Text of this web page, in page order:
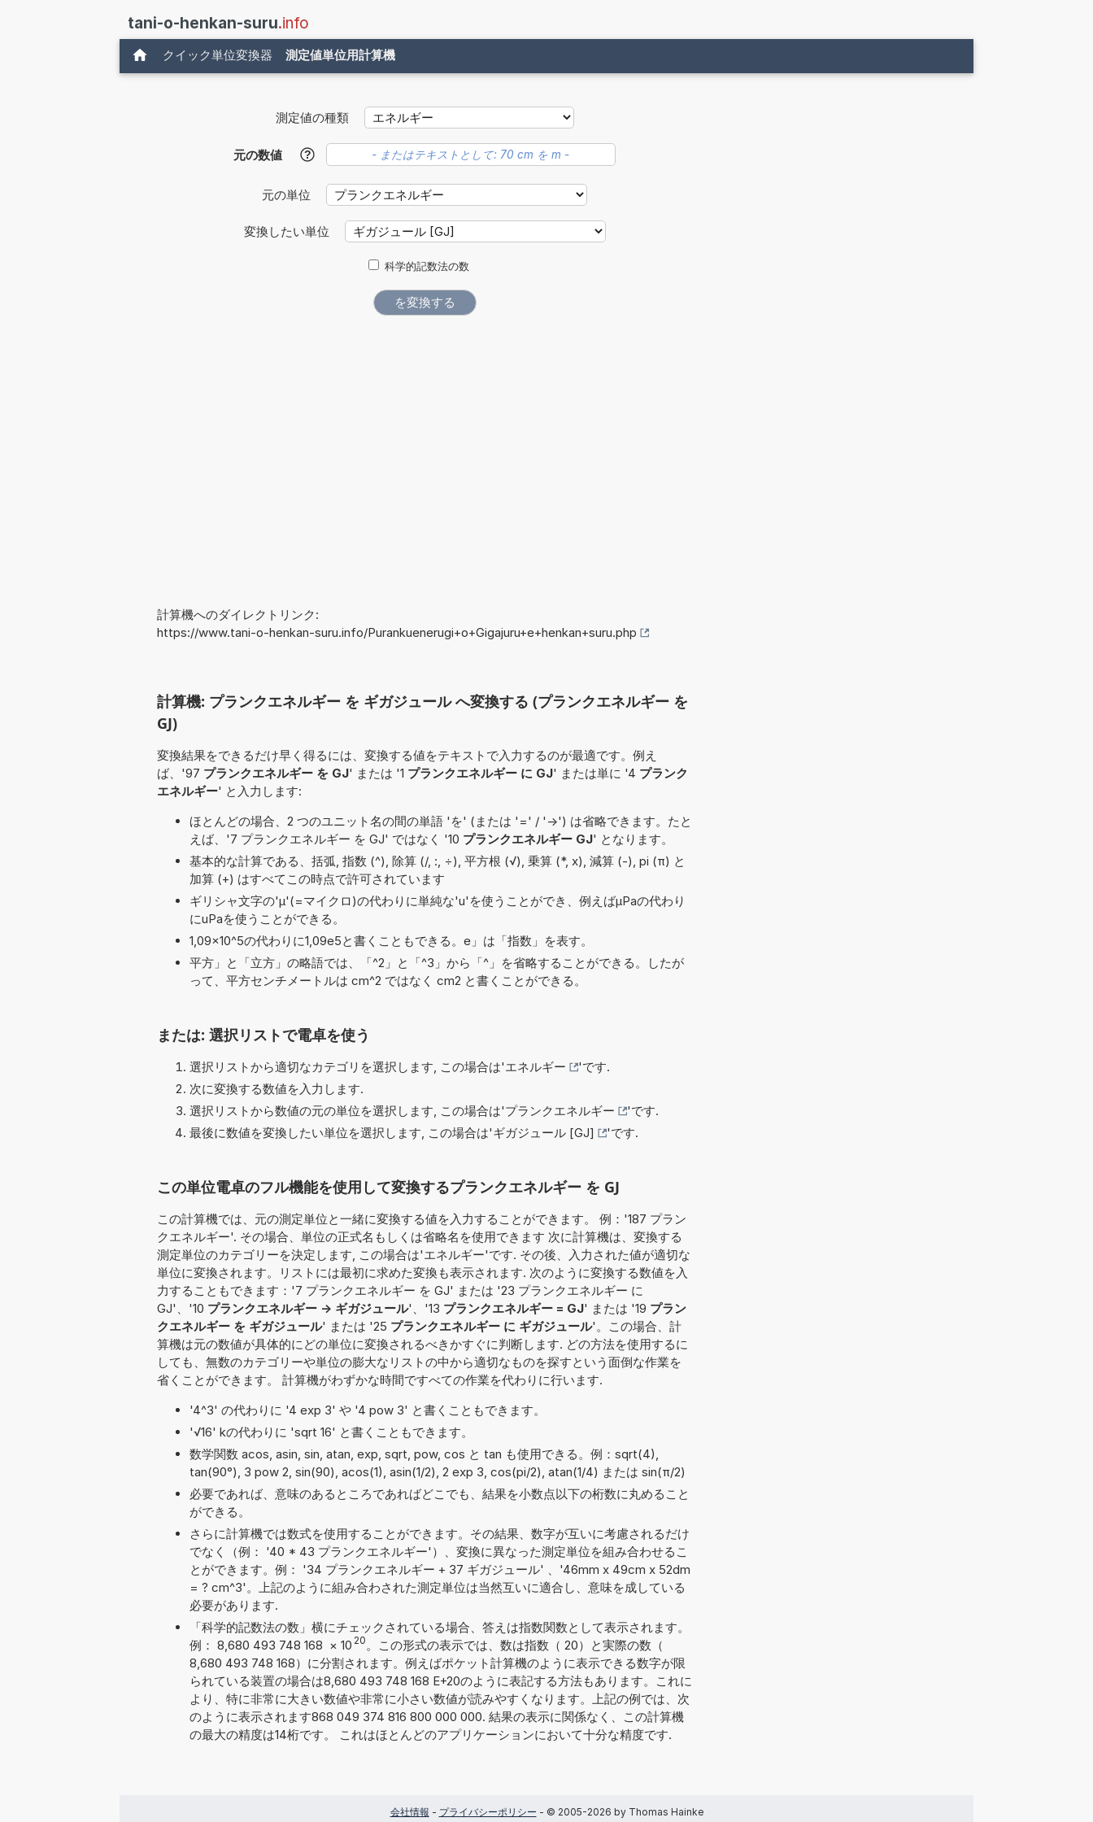
tani-o-henkan-suru.info
クイック単位変換器 測定値単位用計算機
測定値の種類
元の数値 ?
元の単位
変換したい単位
科学的記数法の数
計算機へのダイレクトリンク:
https://www.tani-o-henkan-suru.info/Purankuenerugi+o+Gigajuru+e+henkan+suru.php
計算機: プランクエネルギー を ギガジュール へ変換する (プランクエネルギー を
GJ)
変換結果をできるだけ早く得るには、変換する値をテキストで入力するのが最適です。例え
ば、'97 プランクエネルギー を GJ' または '1 プランクエネルギー に GJ' または単に '4 プランク
エネルギー' と入力します:
ほとんどの場合、2 つのユニット名の間の単語 'を' (または '=' / '->') は省略できます。たと
えば、'7 プランクエネルギー を GJ' ではなく '10 プランクエネルギー GJ' となります。
基本的な計算である、括弧, 指数 (^), 除算 (/, :, ÷), 平方根 (√), 乗算 (*, x), 減算 (-), pi (π) と
加算 (+) はすべてこの時点で許可されています
ギリシャ文字の'μ'(=マイクロ)の代わりに単純な'u'を使うことができ、例えばµPaの代わり
にuPaを使うことができる。
1,09×10^5の代わりに1,09e5と書くこともできる。e」は「指数」を表す。
平方」と「立方」の略語では、「^2」と「^3」から「^」を省略することができる。したが
って、平方センチメートルは cm^2 ではなく cm2 と書くことができる。
または: 選択リストで電卓を使う
選択リストから適切なカテゴリを選択します, この場合は'エネルギー
'です.
次に変換する数値を入力します.
選択リストから数値の元の単位を選択します, この場合は'プランクエネルギー
'です.
最後に数値を変換したい単位を選択します, この場合は'ギガジュール [GJ] 'です.
この単位電卓のフル機能を使用して変換するプランクエネルギー を GJ
この計算機では、元の測定単位と一緒に変換する値を入力することができます。 例：'187 プラン
クエネルギー'. その場合、単位の正式名もしくは省略名を使用できます 次に計算機は、変換する
測定単位のカテゴリーを決定します, この場合は'エネルギー'です. その後、入力された値が適切な
単位に変換されます。リストには最初に求めた変換も表示されます. 次のように変換する数値を入
力することもできます：'7 プランクエネルギー を GJ' または '23 プランクエネルギー に
GJ'、'10 プランクエネルギー -> ギガジュール'、'13 プランクエネルギー = GJ' または '19 プラン
クエネルギー を ギガジュール' または '25 プランクエネルギー に ギガジュール'。この場合、計
算機は元の数値が具体的にどの単位に変換されるべきかすぐに判断します. どの方法を使用するに
しても、無数のカテゴリーや単位の膨大なリストの中から適切なものを探すという面倒な作業を
省くことができます。 計算機がわずかな時間ですべての作業を代わりに行います.
'4^3' の代わりに '4 exp 3' や '4 pow 3' と書くこともできます。
'√16' kの代わりに 'sqrt 16' と書くこともできます。
数学関数 acos, asin, sin, atan, exp, sqrt, pow, cos と tan も使用できる。例：sqrt(4),
tan(90°), 3 pow 2, sin(90), acos(1), asin(1/2), 2 exp 3, cos(pi/2), atan(1/4) または sin(π/2)
必要であれば、意味のあるところであればどこでも、結果を小数点以下の桁数に丸めること
ができる。
さらに計算機では数式を使用することができます。その結果、数字が互いに考慮されるだけ
でなく（例： '40 * 43 プランクエネルギー'）、変換に異なった測定単位を組み合わせるこ
とができます。例： '34 プランクエネルギー + 37 ギガジュール' 、'46mm x 49cm x 52dm
= ? cm^3'。上記のように組み合わされた測定単位は当然互いに適合し、意味を成している
必要があります.
「科学的記数法の数」横にチェックされている場合、答えは指数関数として表示されます。
例： 8,680 493 748 168 × 10 20 。この形式の表示では、数は指数（ 20）と実際の数（
8,680 493 748 168）に分割されます。例えばポケット計算機のように表示できる数字が限
られている装置の場合は8,680 493 748 168 E+20のように表記する方法もあります。これに
より、特に非常に大きい数値や非常に小さい数値が読みやすくなります。上記の例では、次
のように表示されます868 049 374 816 800 000 000. 結果の表示に関係なく、この計算機
の最大の精度は14桁です。 これはほとんどのアプリケーションにおいて十分な精度です.
会社情報 - プライバシーポリシー - © 2005-2026 by Thomas Hainke